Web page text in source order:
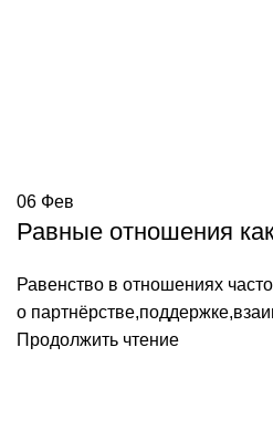
06 Фев
Равные отношения
Равенство в отношениях
о
Продолжить чтение